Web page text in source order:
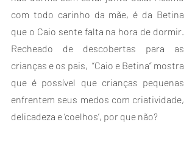
com todo carinho da mãe, é da Betina
que o Caio sente falta na hora de dormir.
Recheado de descobertas para as
crianças e os pais,  “Caio e Betina” mostra
que é possível que crianças pequenas
enfrentem seus medos com criatividade,
delicadeza e ‘coelhos’, por que não?